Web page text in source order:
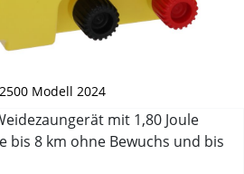
Modell 2024
mit 1,80 Joule
bis 8 km ohne Bewuchs und bis